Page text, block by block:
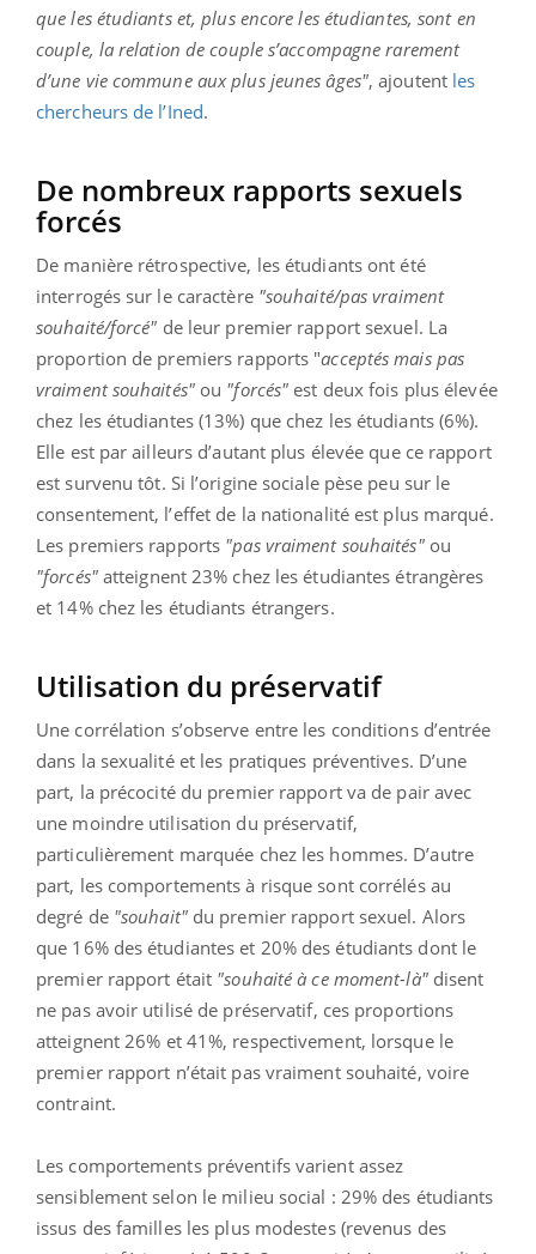
que les étudiants et, plus encore les étudiantes, sont en
couple, la relation de couple s’accompagne rarement
d’une vie commune aux plus jeunes âges", ajoutent les
chercheurs de l’Ined.
De nombreux rapports sexuels
forcés
De manière rétrospective, les étudiants ont été
interrogés sur le caractère "souhaité/pas vraiment
souhaité/forcé" de leur premier rapport sexuel. La
proportion de premiers rapports "acceptés mais pas
vraiment souhaités"ou "forcés" est deux fois plus élevée
chez les étudiantes (13%) que chez les étudiants (6%).
Elle est par ailleurs d’autant plus élevée que ce rapport
est survenu tôt. Si l’origine sociale pèse peu sur le
consentement, l’effet de la nationalité est plus marqué.
Les premiers rapports "pas vraiment souhaités"ou
"forcés"atteignent 23% chez les étudiantes étrangères
et 14% chez les étudiants étrangers.
Utilisation du préservatif
Une corrélation s’observe entre les conditions d’entrée
dans la sexualité et les pratiques préventives. D’une
part, la précocité du premier rapport va de pair avec
une moindre utilisation du préservatif,
particulièrement marquée chez les hommes. D’autre
part, les comportements à risque sont corrélés au
degré de "souhait"du premier rapport sexuel. Alors
que 16% des étudiantes et 20% des étudiants dont le
premier rapport était "souhaité à ce moment-là"disent
ne pas avoir utilisé de préservatif, ces proportions
atteignent 26% et 41%, respectivement, lorsque le
premier rapport n’était pas vraiment souhaité, voire
contraint.
Les comportements préventifs varient assez
sensiblement selon le milieu social : 29% des étudiants
issus des familles les plus modestes (revenus des